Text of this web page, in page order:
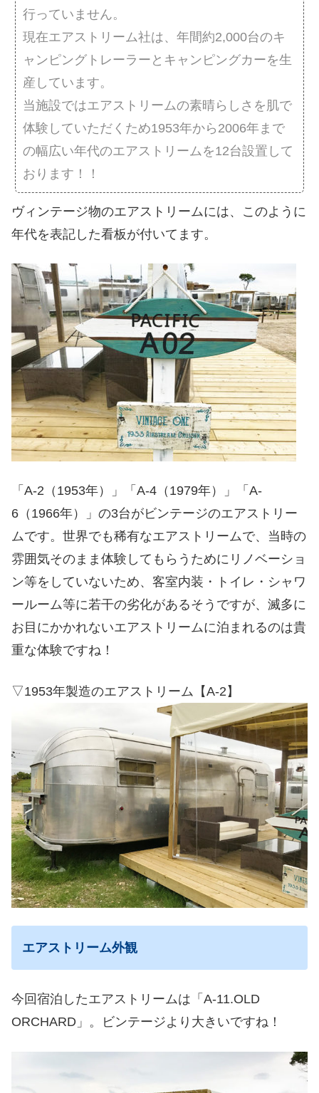
行っていません。
現在エアストリーム社は、年間約2,000台のキ
ャンピングトレーラーとキャンピングカーを生
産しています。
当施設ではエアストリームの素晴らしさを肌で
体験していただくため1953年から2006年まで
の幅広い年代のエアストリームを12台設置して
おります！！
ヴィンテージ物のエアストリームには、このように
年代を表記した看板が付いてます。
「A-2（1953年）」「A-4（1979年）」「A-
6（1966年）」の3台がビンテージのエアストリー
ムです。世界でも稀有なエアストリームで、当時の
雰囲気そのまま体験してもらうためにリノベーショ
ン等をしていないため、客室内装・トイレ・シャワ
ールーム等に若干の劣化があるそうですが、滅多に
お目にかかれないエアストリームに泊まれるのは貴
重な体験ですね！
▽1953年製造のエアストリーム【A-2】
エアストリーム外観
今回宿泊したエアストリームは「A-11.OLD
ORCHARD」。ビンテージより大きいですね！